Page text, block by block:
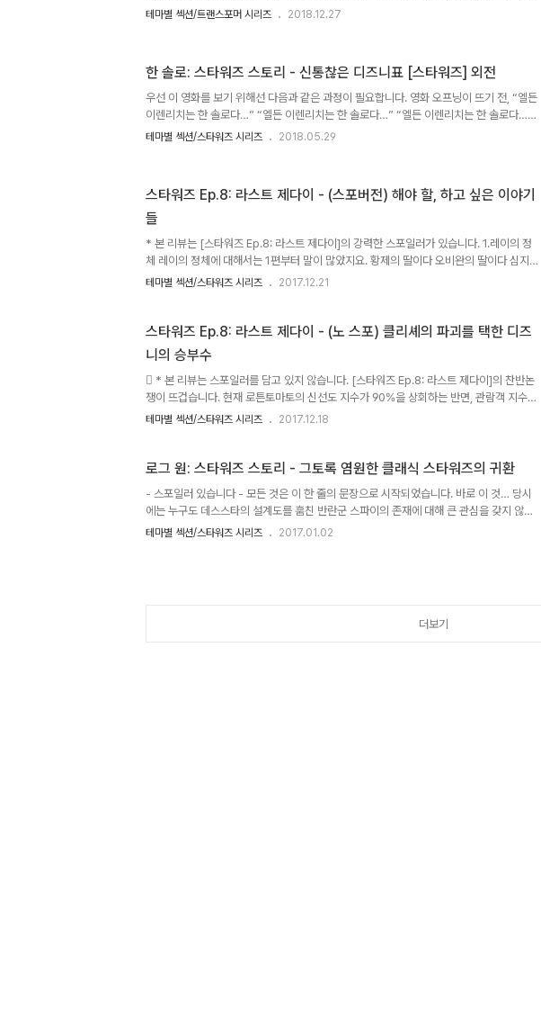
이라 읽는다 마이클 베이가 (드디어!) 연출에서 빠지고 트래비스 나이트를 감독으로 앉힌 첫
이미 여러 가능성을 열어놓고 있었을 것으로 보입니다. 하나는 [범블비]를 기존 [트랜스포
머]와는 그냥 ‘다른 작품’으로 치부하거나, 혹은 잘 되었을 경우 ‘리부트’하는 방향으로 가거
나,..
테마별 섹션/트랜스포머 시리즈 2018.12.27
한 솔로: 스타워즈 스토리 - 신통찮은 디즈니표 [스타워즈] 외전
우선 이 영화를 보기 위해선 다음과 같은 과정이 필요합니다. 영화 오프닝이 뜨기 전, “엘든
이렌리치는 한 솔로다…” “엘든 이렌리치는 한 솔로다…” “엘든 이렌리치는 한 솔로다…”
“엘든 이렌리치는 한 솔로다…” 이렇게 한 100번은 되뇌이고 본인을 세뇌시키세요. 그리고
스팅입니다. 딱히 지명도가 높은 스타도 아니고, 게다가 해리슨 포드와는 전혀 닮지 않은 배
우인데다 연기력 문제로 촬영이 지연되고 있다는 루머도 흘러나오게 되었지요...
테마별 섹션/스타워즈 시리즈 2018.05.29
스타워즈 Ep.8: 라스트 제다이 - (스포버전) 해야 할, 하고 싶은 이야기
들
* 본 리뷰는 [스타워즈 Ep.8: 라스트 제다이]의 강력한 스포일러가 있습니다. 1.레이의 정
체 레이의 정체에 대해서는 1편부터 말이 많았지요. 황제의 딸이다 오비완의 딸이다 심지어
는 아나킨이 포스의 영으로 환생한 것이다 등등… 라이언 존슨은 아주 간결명료하게 결론을
관련이 있습니다. 그 하나는 기존 스타워즈 세계관이 스카이워커 집안을 중심으로 벌어지는
일종의 막장 가족사라는 한계가 있었는데, 이번 작품은 그걸 버리겠다고 대놓고 선언하지
요. [제국의 역습]에서 쏠쏠하게 써 먹은 ‘출생의 비밀’ 떡밥도 더 이상 없다는 의미이기..
테마별 섹션/스타워즈 시리즈 2017.12.21
스타워즈 Ep.8: 라스트 제다이 - (노 스포) 클리셰의 파괴를 택한 디즈
니의 승부수
 * 본 리뷰는 스포일러를 담고 있지 않습니다. [스타워즈 Ep.8: 라스트 제다이]의 찬반논
쟁이 뜨겁습니다. 현재 로튼토마토의 신선도 지수가 90%을 상회하는 반면, 관람객 지수인
팝콘스코어는 50%를 간신히 넘어선 상태입니다. 이쯤되면 평단과 관객이 느끼는 작품의
는 이야기이고, 작품 전반에 어두운 느낌이 강합니다. 전편에서 뿌려놓은 떡밥이 하나 둘 회
나갑니다. 전작인 [Ep.7: 깨어난 포스]가 [스타워즈] 클래식의 내러티브를 그대로 ..
테마별 섹션/스타워즈 시리즈 2017.12.18
로그 원: 스타워즈 스토리 - 그토록 염원한 클래식 스타워즈의 귀환
- 스포일러 있습니다 - 모든 것은 이 한 줄의 문장으로 시작되었습니다. 바로 이 것… 당시
에는 누구도 데스스타의 설계도를 훔친 반란군 스파이의 존재에 대해 큰 관심을 갖지 않았
었죠. 그러나 시간이 흐르고, [스타워즈]의 세계관이 확장되면서 이야기는 점점 입체적으로
테마별 섹션/스타워즈 시리즈 2017.01.02
더보기